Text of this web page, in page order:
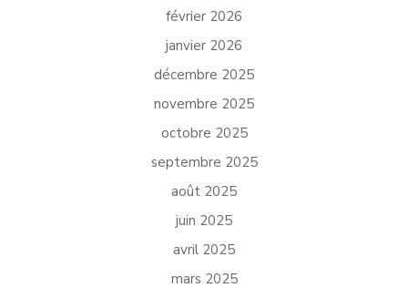
février 2026
janvier 2026
décembre 2025
novembre 2025
octobre 2025
septembre 2025
août 2025
juin 2025
avril 2025
mars 2025